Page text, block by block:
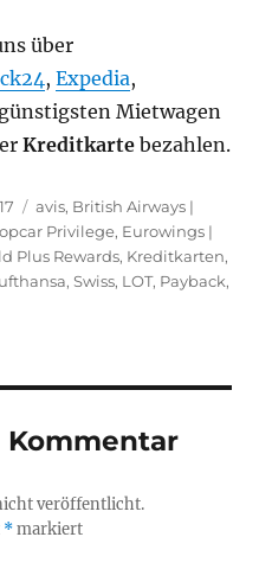
über
,Expedia,
Mietwagen
Kreditkarte bezahlen.
Kategorien
avis, British Airways |
Privilege, Eurowings |
Plus Rewards, Kreditkarten,
Swiss, LOT, Payback,
Kommentar
veröffentlicht.
*markiert